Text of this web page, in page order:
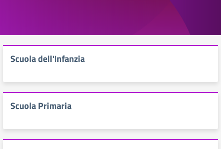
Scuola dell'Infanzia
Scuola Primaria